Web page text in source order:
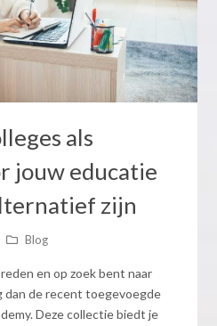
als
jouw educatie
zijn
Blog
en op zoek bent naar
dan de recent toegevoegde
Deze collectie biedt je